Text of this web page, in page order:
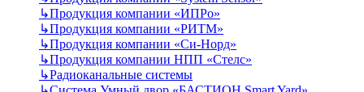
↳Продукция компании «ИПРо»
↳Продукция компании «РИТМ»
↳Продукция компании «Си-Норд»
↳Продукция компании НПП «Стелс»
↳Радиоканальные системы